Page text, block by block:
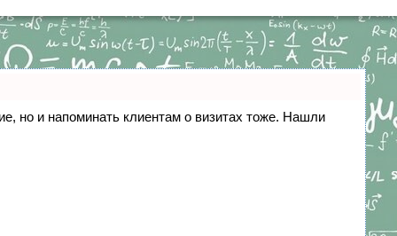
но и напоминать клиентам о визитах тоже. Нашли